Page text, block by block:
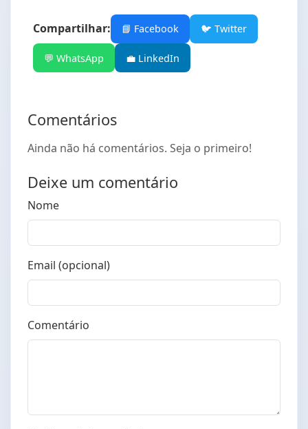
Compartilhar: 📘 Facebook 🐦 Twitter
💬 WhatsApp 💼 LinkedIn
Comentários
Ainda não há comentários. Seja o primeiro!
Deixe um comentário
Nome
Email (opcional)
Comentário